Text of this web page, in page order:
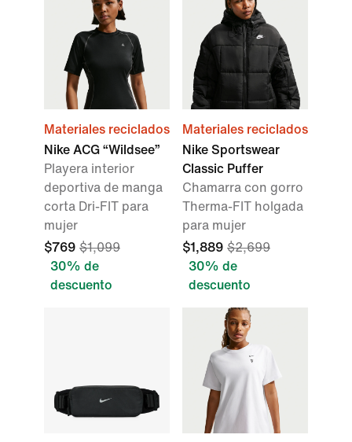
Materiales reciclados
Nike ACG “Wildsee”
Playera interior
deportiva de manga
corta Dri-FIT para
mujer
$769 $1,099
30% de
descuento
Materiales reciclados
Nike Sportswear
Classic Puffer
Chamarra con gorro
Therma-FIT holgada
para mujer
$1,889 $2,699
30% de
descuento